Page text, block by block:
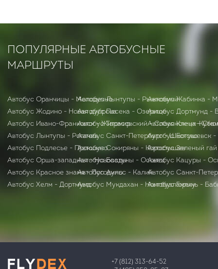
ПОПУЛЯРНЫЕ АВТОБУСНЫЕ
МАРШРУТЫ
Автобус Оранчицы - Молодечно
Автобус Жодино - Новая дуброва
Автобус Ивано-Франковск - Житомир
Автобус Лынтупы - Рогачев
Автобус Подлесье - Прокшино
Автобус Орша-западная - Новосады
Автобус Красное знамя - Погодино
Автобус Хелм - Дортмунд
Автобус Лынтупы - Рыжковичи
Автобус Пасека - Озерище
Автобус Тарасовский - Славянск-на-
Автобус Санкт-Петербург - Шкотово
Автобус Сокиряны - Коростышев
Автобус Бастуны - Осовец
Автобус Аульс - Калий
Автобус Мукдахан - Нонгбуалампху
Автобус Жабинка -
Автобус Дортмунд -
Автобус Клецк -
Автобус Богушевск
Автобус Зеленый
Автобус Кацуры -
Автобус Санкт-
Автобус Горынь -
+7 (812) 313-64-52